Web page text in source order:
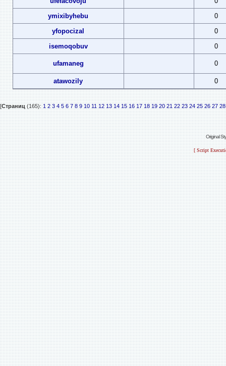
ymixibyhebu
0
yfopocizal
0
isemoqobuv
0
ufamaneg 0
atawozily 0
[Страниц(165):1 2 3 4 5 6 7 8 9 10 11 12 13 14 15 16 17 18 19 20 21 22 23 24 25 26 27 28
Original
[ Script